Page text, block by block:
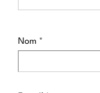
Nom *